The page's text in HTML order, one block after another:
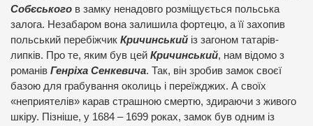
Собєського в замку ненадовго розміщується польська
залога. Незабаром вона залишила фортецю, а її захопив
польський перебіжчик Кричинський із загоном татарів-
липків. Про те, яким був цей Кричинський, нам відомо з
романів Генріха Сенкевича. Так, він зробив замок своєї
базою для грабування околиць і переїжджих. А своїх
«неприятелів» карав страшною смертю, здираючи з живого
шкіру. Пізніше, у 1684 – 1699 роках, замок був одним із